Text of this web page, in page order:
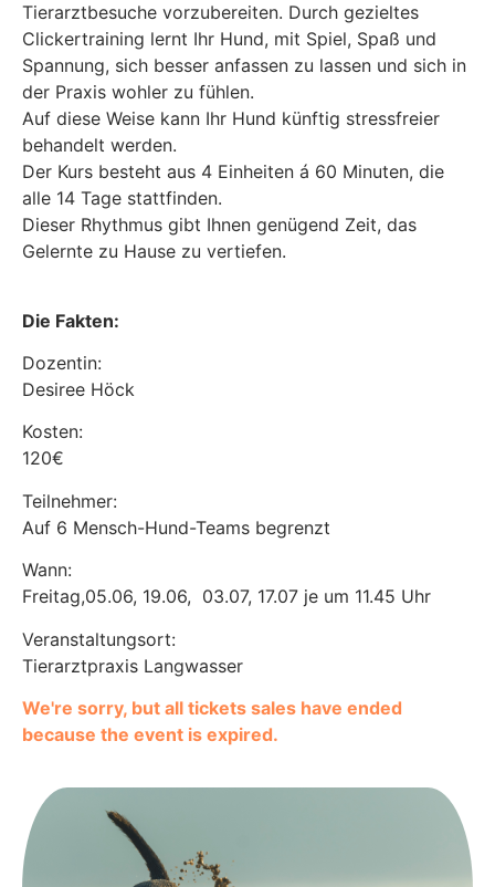
Tierarztbesuche vorzubereiten. Durch gezieltes
Clickertraining lernt Ihr Hund, mit Spiel, Spaß und
Spannung, sich besser anfassen zu lassen und sich in
der Praxis wohler zu fühlen.
Auf diese Weise kann Ihr Hund künftig stressfreier
behandelt werden.
Der Kurs besteht aus 4 Einheiten á 60 Minuten, die
alle 14 Tage stattfinden.
Dieser Rhythmus gibt Ihnen genügend Zeit, das
Gelernte zu Hause zu vertiefen.
Die Fakten:
Dozentin:
Desiree Höck
Kosten:
120€
Teilnehmer:
Auf 6 Mensch-Hund-Teams begrenzt
Wann:
Freitag,05.06, 19.06, 03.07, 17.07 je um 11.45 Uhr
Veranstaltungsort:
Tierarztpraxis Langwasser
We're sorry, but all tickets sales have ended
because the event is expired.